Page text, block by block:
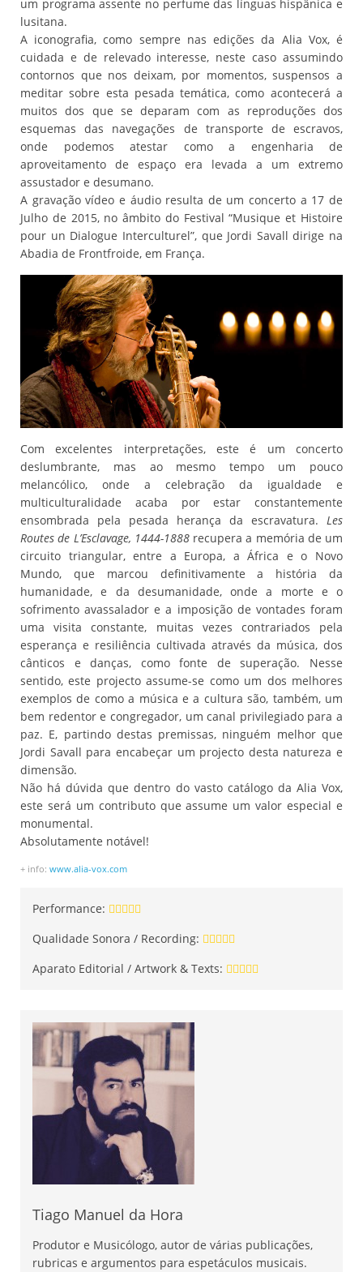
um programa assente no perfume das línguas hispânica e
lusitana.
A iconografia, como sempre nas edições da Alia Vox, é
cuidada e de relevado interesse, neste caso assumindo
contornos que nos deixam, por momentos, suspensos a
meditar sobre esta pesada temática, como acontecerá a
muitos dos que se deparam com as reproduções dos
esquemas das navegações de transporte de escravos,
onde podemos atestar como a engenharia de
aproveitamento de espaço era levada a um extremo
assustador e desumano.
A gravação vídeo e áudio resulta de um concerto a 17 de
Julho de 2015, no âmbito do Festival “Musique et Histoire
pour un Dialogue Interculturel”, que Jordi Savall dirige na
Abadia de Frontfroide, em França.
Com excelentes interpretações, este é um concerto
deslumbrante, mas ao mesmo tempo um pouco
melancólico, onde a celebração da igualdade e
multiculturalidade acaba por estar constantemente
ensombrada pela pesada herança da escravatura. Les
Routes de L’Esclavage, 1444-1888 recupera a memória de um
circuito triangular, entre a Europa, a África e o Novo
Mundo, que marcou definitivamente a história da
humanidade, e da desumanidade, onde a morte e o
sofrimento avassalador e a imposição de vontades foram
uma visita constante, muitas vezes contrariados pela
esperança e resiliência cultivada através da música, dos
cânticos e danças, como fonte de superação. Nesse
sentido, este projecto assume-se como um dos melhores
exemplos de como a música e a cultura são, também, um
bem redentor e congregador, um canal privilegiado para a
paz. E, partindo destas premissas, ninguém melhor que
Jordi Savall para encabeçar um projecto desta natureza e
dimensão.
Não há dúvida que dentro do vasto catálogo da Alia Vox,
este será um contributo que assume um valor especial e
monumental.
Absolutamente notável!
+ info: www.alia-vox.com
Performance:
Qualidade Sonora / Recording:
Aparato Editorial / Artwork & Texts:
Tiago Manuel da Hora
Produtor e Musicólogo, autor de várias publicações,
rubricas e argumentos para espetáculos musicais.